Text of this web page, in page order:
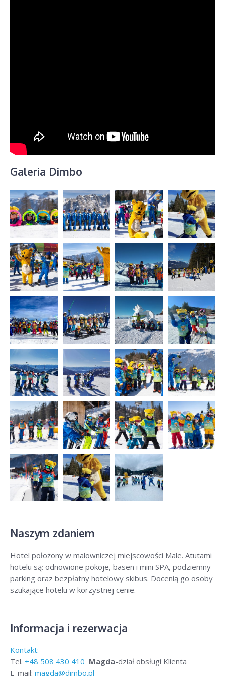
Galeria Dimbo
Naszym zdaniem
Hotel położony w malowniczej miejscowości Male. Atutami
hotelu są: odnowione pokoje, basen i mini SPA, podziemny
parking oraz bezpłatny hotelowy skibus. Docenią go osoby
szukające hotelu w korzystnej cenie.
Informacja i rezerwacja
Kontakt:
Tel. +48 508 430 410 Magda-dział obsługi Klienta
E-mail: magda@dimbo.pl